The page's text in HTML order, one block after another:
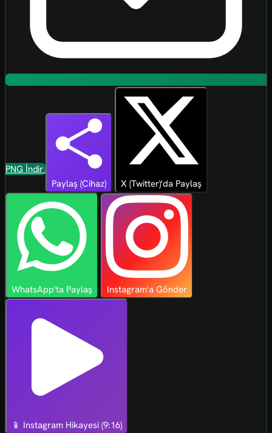
PNG İndir
Paylaş (Cihaz)
X (Twitter)'da Paylaş
WhatsApp'ta Paylaş Instagram'a Gönder
📱 Instagram Hikayesi (9:16)